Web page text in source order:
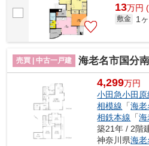
13万円
敷金 1
売買 | 中古一戸建 海老名市国分
4,299万円
小田急小田原
相模線 「海老
相鉄本線 「海
築21年 / 2階
神奈川県海